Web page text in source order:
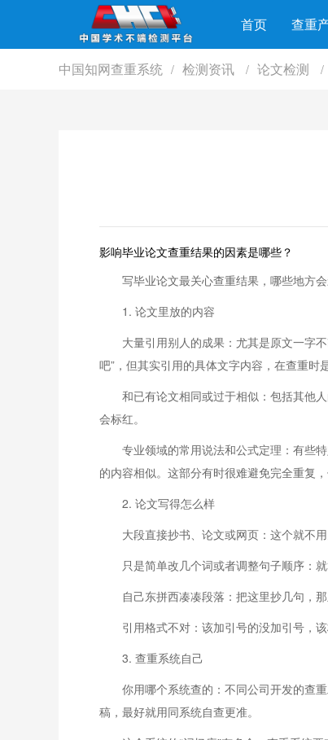
首页 查重
中国知网查重系统 / 检测资讯 / 论文检测 /
影响毕业论文查重结果的因素是哪些？
写毕业论文最关心查重结果，哪些地方
1. 论文里放的内容
大量引用别人的成果：尤其是原文一字
吧”，但其实引用的具体文字内容，在查重时
和已有论文相同或过于相似：包括其他
会标红。
专业领域的常用说法和公式定理：有些
的内容相似。这部分有时很难避免完全重复
2. 论文写得怎么样
大段直接抄书、论文或网页：这个就不
只是简单改几个词或者调整句子顺序：
自己东拼西凑凑段落：把这里抄几句，
引用格式不对：该加引号的没加引号，
3. 查重系统自己
你用哪个系统查的：不同公司开发的查
稿，最好就用同系统自查更准。